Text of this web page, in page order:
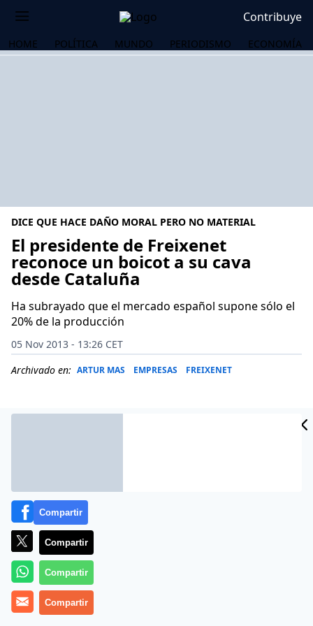
Contribuye
HOME POLÍTICA MUNDO PERIODISMO ECONOMÍA
DICE QUE HACE DAÑO MORAL PERO NO MATERIAL
El presidente de Freixenet
reconoce un boicot a su cava
desde Cataluña
Ha subrayado que el mercado español supone sólo el
20% de la producción
05 Nov 2013 - 13:26 CET
Archivado en: ARTUR MAS EMPRESAS FREIXENET
El presidente del Foro de Marcas Renombradas
Españolas y de Freixenet, José Luis Bonet, ha
Compartir
Compartir
Compartir
Compartir